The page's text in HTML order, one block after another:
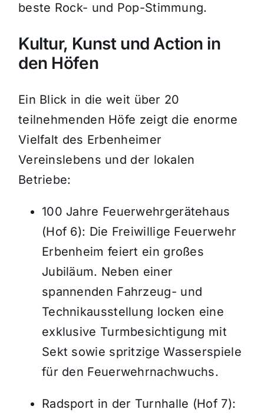
beste Rock- und Pop-Stimmung.
Kultur, Kunst und Action in
den Höfen
Ein Blick in die weit über 20
teilnehmenden Höfe zeigt die enorme
Vielfalt des Erbenheimer
Vereinslebens und der lokalen
Betriebe:
100 Jahre Feuerwehrgerätehaus
(Hof 6): Die Freiwillige Feuerwehr
Erbenheim feiert ein großes
Jubiläum. Neben einer
spannenden Fahrzeug- und
Technikausstellung locken eine
exklusive Turmbesichtigung mit
Sekt sowie spritzige Wasserspiele
für den Feuerwehrnachwuchs.
Radsport in der Turnhalle (Hof 7):